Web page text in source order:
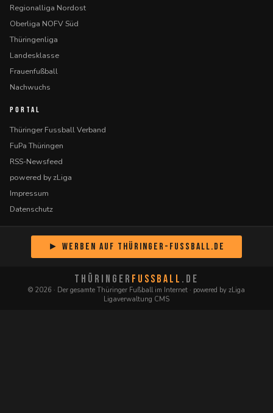
Regionalliga Nordost
Oberliga NOFV Süd
Thüringenliga
Landesklasse
Frauenfußball
Nachwuchs
PORTAL
Thüringer Fussball Verband
FuPa Thüringen
RSS-Newsfeed
powered by zLiga
Impressum
Datenschutz
► Werben auf Thüringer-Fussball.de
THÜRINGER FUSSBALL .DE
© 2026 · Der gesamte Thüringer Fußball im Internet · powered by zLiga
Ligaverwaltung CMS